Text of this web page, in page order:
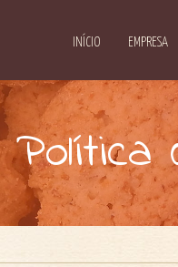
INÍCIO EMPRESA
Política